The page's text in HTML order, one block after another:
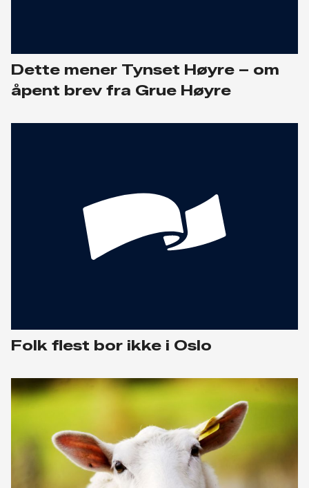
Dette mener Tynset Høyre – om
åpent brev fra Grue Høyre
Folk flest bor ikke i Oslo